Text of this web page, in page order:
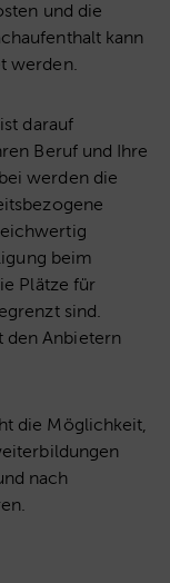
und die
kann
werden.
darauf
Beruf und Ihre
werden die
beim
Plätze für
sind.
den Anbietern
die Möglichkeit,
nach